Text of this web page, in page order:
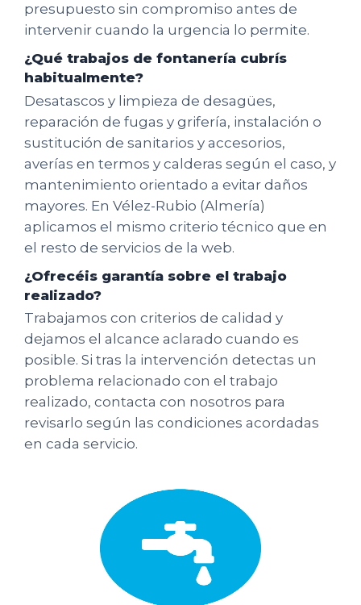
presupuesto sin compromiso antes de
intervenir cuando la urgencia lo permite.
¿Qué trabajos de fontanería cubrís
habitualmente?
Desatascos y limpieza de desagües,
reparación de fugas y grifería, instalación o
sustitución de sanitarios y accesorios,
averías en termos y calderas según el caso, y
mantenimiento orientado a evitar daños
mayores. En Vélez-Rubio (Almería)
aplicamos el mismo criterio técnico que en
el resto de servicios de la web.
¿Ofrecéis garantía sobre el trabajo
realizado?
Trabajamos con criterios de calidad y
dejamos el alcance aclarado cuando es
posible. Si tras la intervención detectas un
problema relacionado con el trabajo
realizado, contacta con nosotros para
revisarlo según las condiciones acordadas
en cada servicio.